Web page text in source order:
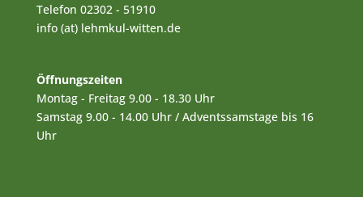
Telefon 02302 - 51910
info (at) lehmkul-witten.de
Öffnungszeiten
Montag - Freitag 9.00 - 18.30 Uhr
Samstag 9.00 - 14.00 Uhr / Adventssamstage bis 16
Uhr